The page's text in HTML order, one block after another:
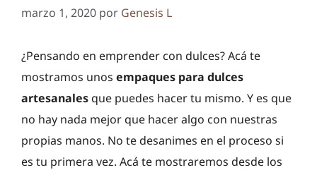
marzo 1, 2020 por Genesis L
¿Pensando en emprender con dulces? Acá te
mostramos unos empaques para dulces
artesanales que puedes hacer tu mismo. Y es que
no hay nada mejor que hacer algo con nuestras
propias manos. No te desanimes en el proceso si
es tu primera vez. Acá te mostraremos desde los